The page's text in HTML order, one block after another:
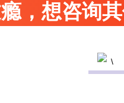
，想咨询